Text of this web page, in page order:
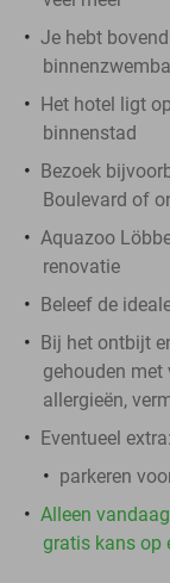
Je hebt
Het hotel ligt
binnenstad
Bezoek
Boulevard of
Aquazoo
renovatie
Beleef de
Bij het ontbijt
gehouden met
allergieën,
Eventueel extra:
parkeren
Alleen
gratis kans op